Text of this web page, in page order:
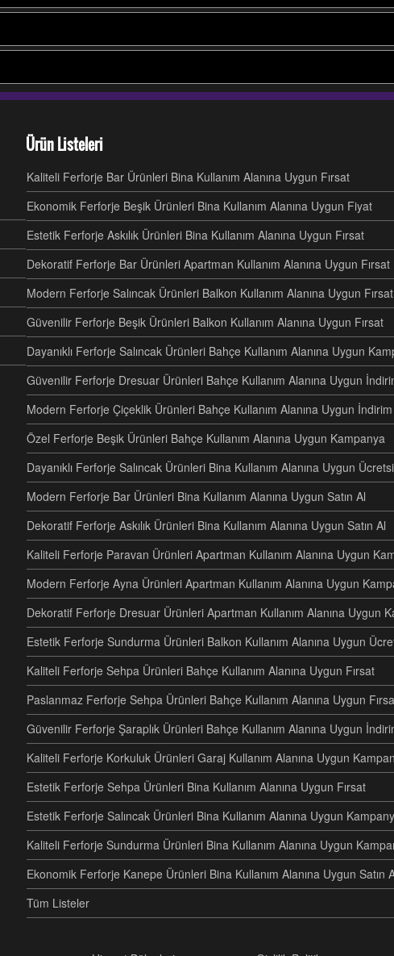
Ürün Listeleri
Kaliteli Ferforje Bar Ürünleri Bina Kullanım Alanına Uygun Fırsat
Ekonomik Ferforje Beşik Ürünleri Bina Kullanım Alanına Uygun Fiyat
Estetik Ferforje Askılık Ürünleri Bina Kullanım Alanına Uygun Fırsat
Dekoratif Ferforje Bar Ürünleri Apartman Kullanım Alanına Uygun Fırsat
Modern Ferforje Salıncak Ürünleri Balkon Kullanım Alanına Uygun Fırsat
Güvenilir Ferforje Beşik Ürünleri Balkon Kullanım Alanına Uygun Fırsat
Dayanıklı Ferforje Salıncak Ürünleri Bahçe Kullanım Alanına Uygun
Güvenilir Ferforje Dresuar Ürünleri Bahçe Kullanım Alanına Uygun
Modern Ferforje Çiçeklik Ürünleri Bahçe Kullanım Alanına Uygun İndirim
Özel Ferforje Beşik Ürünleri Bahçe Kullanım Alanına Uygun Kampanya
Dayanıklı Ferforje Salıncak Ürünleri Bina Kullanım Alanına Uygun
Modern Ferforje Bar Ürünleri Bina Kullanım Alanına Uygun Satın Al
Dekoratif Ferforje Askılık Ürünleri Bina Kullanım Alanına Uygun Satın Al
Kaliteli Ferforje Paravan Ürünleri Apartman Kullanım Alanına Uygun
Modern Ferforje Ayna Ürünleri Apartman Kullanım Alanına Uygun
Dekoratif Ferforje Dresuar Ürünleri Apartman Kullanım Alanına Uygun
Estetik Ferforje Sundurma Ürünleri Balkon Kullanım Alanına Uygun
Kaliteli Ferforje Sehpa Ürünleri Bahçe Kullanım Alanına Uygun Fırsat
Paslanmaz Ferforje Sehpa Ürünleri Bahçe Kullanım Alanına Uygun
Güvenilir Ferforje Şaraplık Ürünleri Bahçe Kullanım Alanına Uygun
Kaliteli Ferforje Korkuluk Ürünleri Garaj Kullanım Alanına Uygun
Estetik Ferforje Sehpa Ürünleri Bina Kullanım Alanına Uygun Fırsat
Estetik Ferforje Salıncak Ürünleri Bina Kullanım Alanına Uygun
Kaliteli Ferforje Sundurma Ürünleri Bina Kullanım Alanına Uygun
Ekonomik Ferforje Kanepe Ürünleri Bina Kullanım Alanına Uygun Satın
Tüm Listeler